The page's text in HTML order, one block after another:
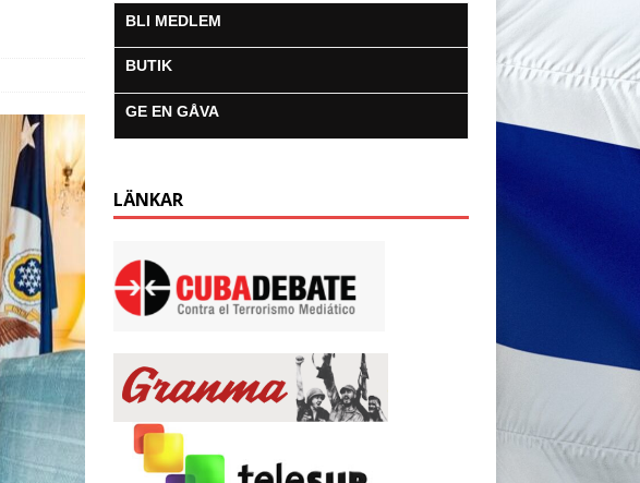
BLI MEDLEM
BUTIK
GE EN GÅVA
LÄNKAR